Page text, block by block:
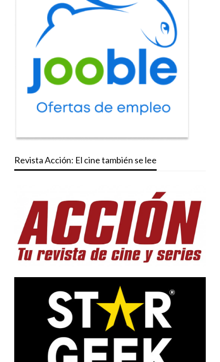
Revista Acción: El cine también se lee